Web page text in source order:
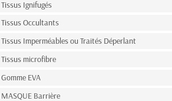
Tissus Ignifugés
Tissus Occultants
Tissus Imperméables ou Traités Déperlant
Tissus microfibre
Gomme EVA
MASQUE Barrière